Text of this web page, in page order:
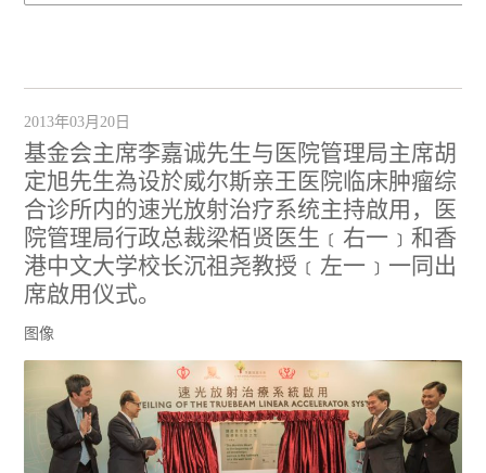
2013年03月20日
基金会主席李嘉诚先生与医院管理局主席胡
定旭先生為设於威尔斯亲王医院临床肿瘤综
合诊所内的速光放射治疗系统主持啟用，医
院管理局行政总裁梁栢贤医生﹝右一﹞和香
港中文大学校长沉祖尧教授﹝左一﹞一同出
席啟用仪式。
图像